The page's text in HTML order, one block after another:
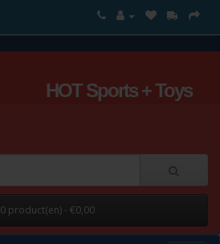
HOT Sports + Toys
0 product(en) - €0,00